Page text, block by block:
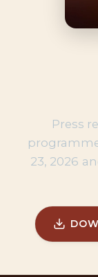
Press
23, 2026